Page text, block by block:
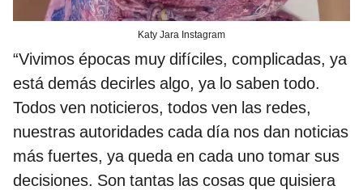
Katy Jara Instagram
“Vivimos épocas muy difíciles, complicadas, ya
está demás decirles algo, ya lo saben todo.
Todos ven noticieros, todos ven las redes,
nuestras autoridades cada día nos dan noticias
más fuertes, ya queda en cada uno tomar sus
decisiones. Son tantas las cosas que quisiera